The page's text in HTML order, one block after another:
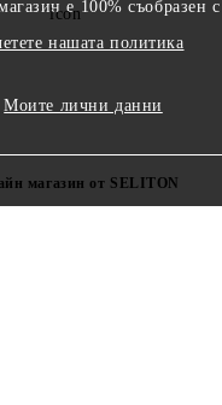
е 100% съобразен
нашата политика
Моите лични данни
магазин от SELITON